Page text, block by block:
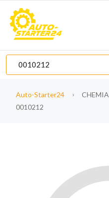
Auto-Starter24 CHEMIA
0010212